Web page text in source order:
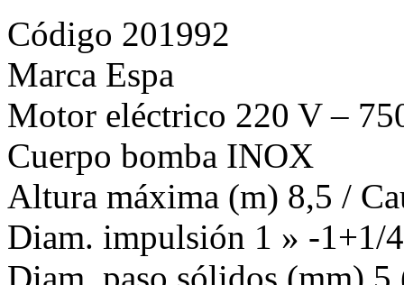
Cuerpo bomba INOX
Altura máxima (m) 8,5 /
Diam. impulsión 1 » -1+1/
Diam. paso sólidos (mm) 5
Otras características 10 m
Peso 5,9 Kg
Dimensiones (cm) 22 x 16